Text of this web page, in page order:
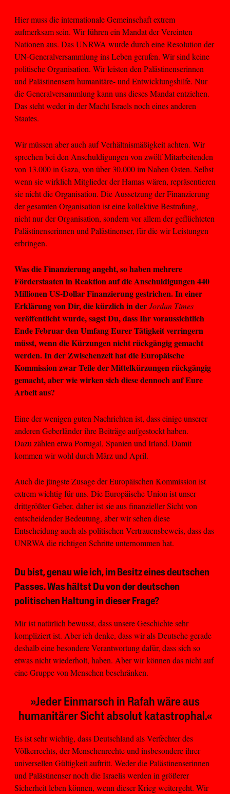
Hier muss die internationale Gemeinschaft extrem
aufmerksam sein. Wir führen ein Mandat der Vereinten
Nationen aus. Das UNRWA wurde durch eine Resolution der
UN-Generalversammlung ins Leben gerufen. Wir sind keine
politische Organisation. Wir leisten den Palästinenserinnen
und Palästinensern humanitäre- und Entwicklungshilfe. Nur
die Generalversammlung kann uns dieses Mandat entziehen.
Das steht weder in der Macht Israels noch eines anderen
Staates.
Wir müssen aber auch auf Verhältnismäßigkeit achten. Wir
sprechen bei den Anschuldigungen von zwölf Mitarbeitenden
von 13.000 in Gaza, von über 30.000 im Nahen Osten. Selbst
wenn sie wirklich Mitglieder der Hamas wären, repräsentieren
sie nicht die Organisation. Die Aussetzung der Finanzierung
der gesamten Organisation ist eine kollektive Bestrafung,
nicht nur der Organisation, sondern vor allem der geflüchteten
Palästinenserinnen und Palästinenser, für die wir Leistungen
erbringen.
Was die Finanzierung angeht, so haben mehrere
Förderstaaten in Reaktion auf die Anschuldigungen 440
Millionen US-Dollar Finanzierung gestrichen. In einer
Erklärung von Dir, die kürzlich in derJordan Times
veröffentlicht wurde, sagst Du, dass Ihr voraussichtlich
Ende Februar den Umfang Eurer Tätigkeit verringern
müsst, wenn die Kürzungen nicht rückgängig gemacht
werden. In der Zwischenzeit hat die Europäische
Kommission zwar Teile der Mittelkürzungen rückgängig
gemacht, aber wie wirken sich diese dennoch auf Eure
Arbeit aus?
Eine der wenigen guten Nachrichten ist, dass einige unserer
anderen Geberländer ihre Beiträge aufgestockt haben.
Dazu zählen etwa Portugal, Spanien und Irland. Damit
kommen wir wohl durch März und April.
Auch die jüngste Zusage der Europäischen Kommission ist
extrem wichtig für uns. Die Europäische Union ist unser
drittgrößter Geber, daher ist sie aus finanzieller Sicht von
entscheidender Bedeutung, aber wir sehen diese
Entscheidung auch als politischen Vertrauensbeweis, dass das
UNRWA die richtigen Schritte unternommen hat.
Du bist, genau wie ich, im Besitz eines deutschen
Passes. Was hältst Du von der deutschen
politischen Haltung in dieser Frage?
Mir ist natürlich bewusst, dass unsere Geschichte sehr
kompliziert ist. Aber ich denke, dass wir als Deutsche gerade
deshalb eine besondere Verantwortung dafür, dass sich so
etwas nicht wiederholt, haben. Aber wir können das nicht auf
eine Gruppe von Menschen beschränken.
»Jeder Einmarsch in Rafah wäre aus
humanitärer Sicht absolut katastrophal.«
Es ist sehr wichtig, dass Deutschland als Verfechter des
Völkerrechts, der Menschenrechte und insbesondere ihrer
universellen Gültigkeit auftritt. Weder die Palästinenserinnen
und Palästinenser noch die Israelis werden in größerer
Sicherheit leben können, wenn dieser Krieg weitergeht. Wir